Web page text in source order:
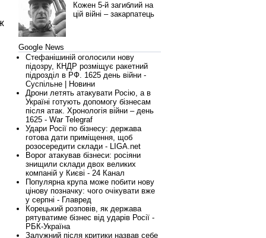
Кожен 5-й загиблий на
цій війні – закарпатець
Google News
Стефанішиній оголосили нову
підозру, КНДР розміщує ракетний
підрозділ в РФ. 1625 день війни -
Суспільне | Новини
Дрони летять атакувати Росію, а в
Україні готують допомогу бізнесам
після атак. Хронологія війни – день
1625 - War Telegraf
Удари Росії по бізнесу: держава
готова дати приміщення, щоб
розосередити склади - LIGA.net
Ворог атакував бізнеси: росіяни
знищили склади двох великих
компаній у Києві - 24 Канал
Популярна крупа може побити нову
цінову позначку: чого очікувати вже
у серпні - Главред
Корецький розповів, як держава
рятуватиме бізнес від ударів Росії -
РБК-Україна
Залужний після критики назвав себе